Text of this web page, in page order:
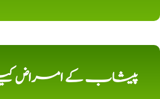
پیشاب کے امراض